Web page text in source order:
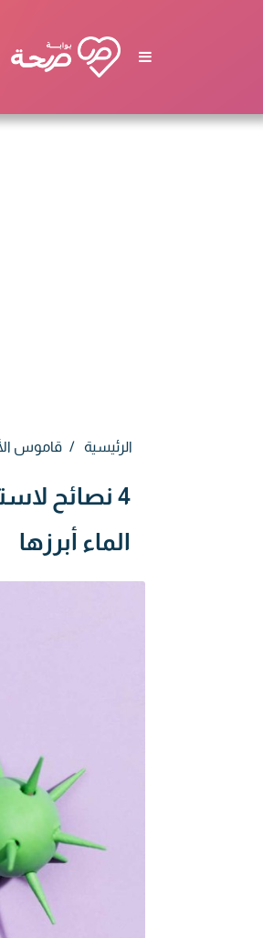
الرئيسية قاموس
4 نصائح
الماء أبرزها